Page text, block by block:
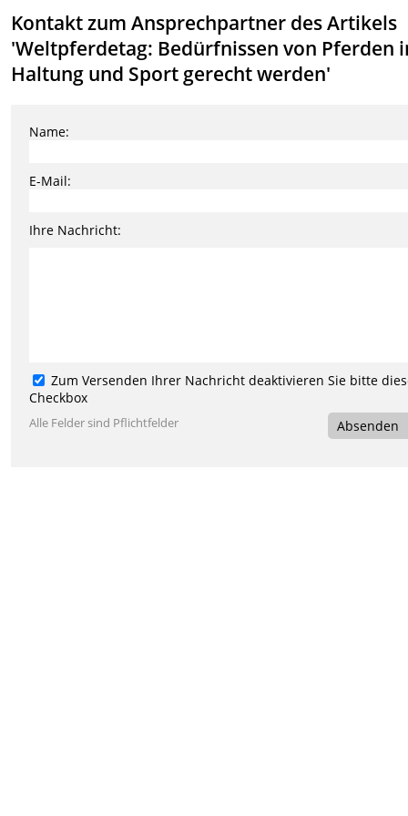
Kontakt zum Ansprechpartner des Artikels
'Weltpferdetag: Bedürfnissen von Pferden
Haltung und Sport gerecht werden'
Name:
E-Mail:
Ihre Nachricht:
Zum Versenden Ihrer Nachricht deaktivieren Sie bitte
Checkbox
Alle Felder sind Pflichtfelder Absenden